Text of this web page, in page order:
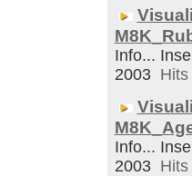
Info...
2003
Info...
2003